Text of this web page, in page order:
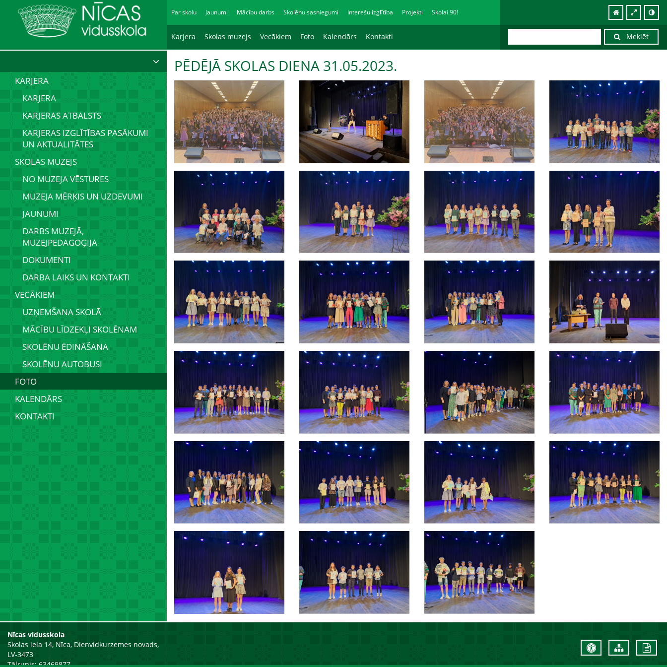
Meklēt
Par skolu Jaunumi Mācību darbs Skolēnu sasniegumi Interešu izglītība Projekti Skolai 90!
Karjera Skolas muzejs Vecākiem Foto Kalendārs Kontakti
KARJERA
KARJERA
KARJERAS ATBALSTS
KARJERAS IZGLĪTĪBAS PASĀKUMI
UN AKTUALITĀTES
SKOLAS MUZEJS
NO MUZEJA VĒSTURES
MUZEJA MĒRĶIS UN UZDEVUMI
JAUNUMI
DARBS MUZEJĀ,
MUZEJPEDAGOĢIJA
DOKUMENTI
DARBA LAIKS UN KONTAKTI
VECĀKIEM
UZŅEMŠANA SKOLĀ
MĀCĪBU LĪDZEKĻI SKOLĒNAM
SKOLĒNU ĒDINĀŠANA
SKOLĒNU AUTOBUSI
FOTO
KALENDĀRS
KONTAKTI
PĒDĒJĀ SKOLAS DIENA 31.05.2023.
Nīcas vidusskola
Skolas iela 14, Nīca, Dienvidkurzemes novads,
LV-3473
Tālrunis: 63469877